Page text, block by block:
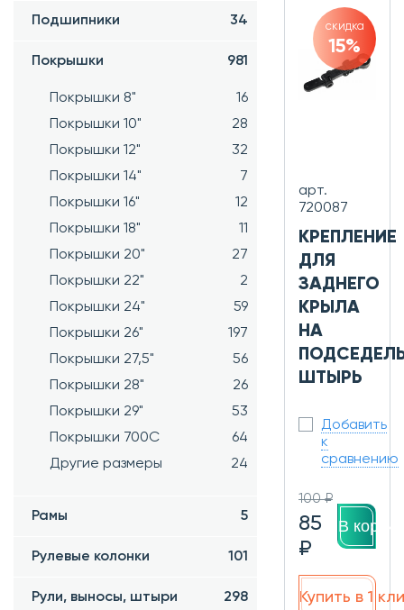
Подшипники 34
Покрышки 981
Покрышки 8"
16
Покрышки 10"
28
Покрышки 12"
32
Покрышки 14"
7
Покрышки 16"
12
Покрышки 18"
11
Покрышки 20"
27
Покрышки 22"
2
Покрышки 24"
59
Покрышки 26"
197
Покрышки 27,5"
56
Покрышки 28"
26
Покрышки 29"
53
Покрышки 700C
64
Другие размеры
24
Рамы 5
Рулевые колонки 101
Рули, выносы, штыри 298
скидка
15%
арт.
720087
КРЕПЛЕНИЕ
ДЛЯ
ЗАДНЕГО
КРЫЛА
НА
ШТЫРЬ
Добавить
к
сравнению
100 ₽
85
₽
В
Купить в 1